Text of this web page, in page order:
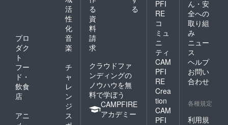
活
性
化
プロ
ダク
ト
音
楽
フー
ド・
飲食
店
チ
ャ
レ
ン
ジ
アニ
ス
る
る
資
料
請
求
クラウドファ
ンディングの
ノウハウを無
料で学ぼう
CAMPFIRE
アカデミー
PFI
RE
コ
ミュ
ニ
ティ
CAM
PFI
RE
Crea
tion
CAM
PFI
ん・安
全への
取り組
み
ニュー
ス
ヘルプ
お問い
合わせ
各種規定
利用規